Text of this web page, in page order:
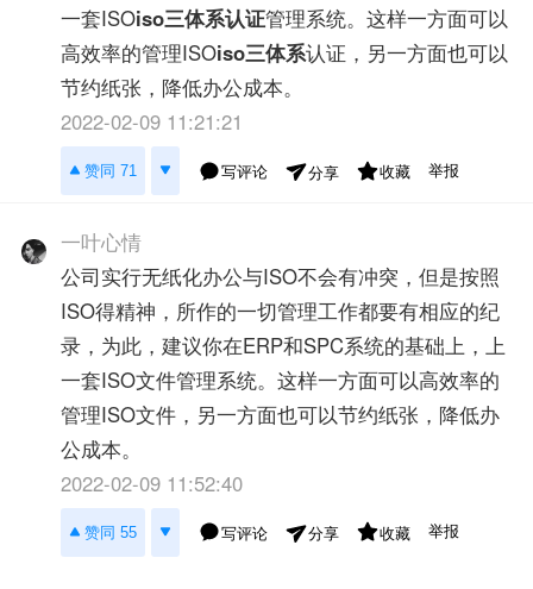
一套ISOiso三体系认证管理系统。这样一方面可以
高效率的管理ISOiso三体系认证，另一方面也可以
节约纸张，降低办公成本。
2022-02-09 11:21:21
赞同 71 写评论 分享 收藏 举报
一叶心情
公司实行无纸化办公与ISO不会有冲突，但是按照
ISO得精神，所作的一切管理工作都要有相应的纪
录，为此，建议你在ERP和SPC系统的基础上，上
一套ISO文件管理系统。这样一方面可以高效率的
管理ISO文件，另一方面也可以节约纸张，降低办
公成本。
2022-02-09 11:52:40
赞同 55 写评论 分享 收藏 举报